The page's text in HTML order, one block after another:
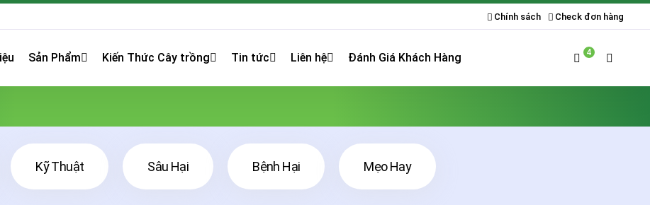
Chính sách Check đơn hàng
Sản Phẩm Kiến Thức Cây trồng Tin tức Liên hệ Đánh Giá Khách Hàng 4
Kỹ Thuật Sâu Hại Bệnh Hại Mẹo Hay